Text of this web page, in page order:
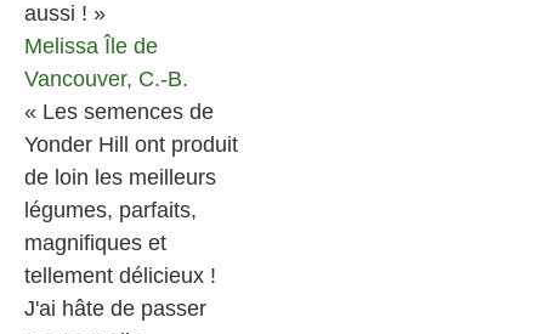
aussi ! »
Melissa Île de
Vancouver, C.-B.
« Les semences de
Yonder Hill ont produit
de loin les meilleurs
légumes, parfaits,
magnifiques et
tellement délicieux !
J'ai hâte de passer